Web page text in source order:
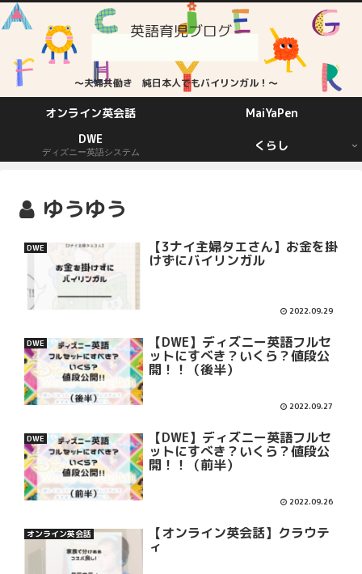
英語育児ブログ
～夫婦共働き 純日本人でもバイリンガル！～
オンライン英会話
MaiYaPen
DWE
ディズニー英語システム くらし
ゆうゆう
DWE 【3ナイ主婦タエさん】お金を掛
けずにバイリンガル
2022.09.29
DWE 【DWE】ディズニー英語フルセ
ットにすべき？いくら？値段公
開！！（後半）
2022.09.27
DWE 【DWE】ディズニー英語フルセ
ットにすべき？いくら？値段公
開！！（前半）
2022.09.26
オンライン英会話 【オンライン英会話】クラウテ
ィ